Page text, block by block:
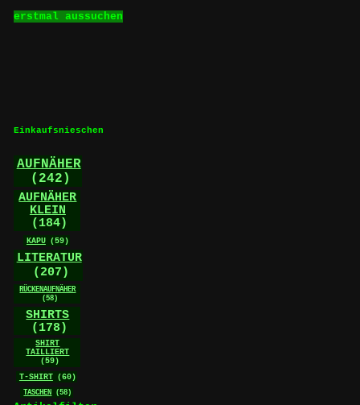
erstmal aussuchenProdukt
Einkaufsnieschen
AUFNÄHER
(242)
AUFNÄHER
KLEIN
(184)
KAPU (59)
LITERATUR
(207)
RÜCKENAUFNÄHER
(58)
SHIRTS
(178)
SHIRT
TAILLIERT
(59)
T-SHIRT (60)
TASCHEN
(58)